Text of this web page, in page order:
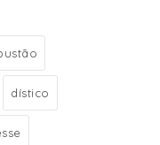
dístico